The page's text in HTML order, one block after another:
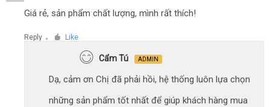
Giá rẻ, sản phẩm chất lượng, mình rất thích!
Reply ● Like
Cẩm Tú ADMIN
Dạ, cảm ơn Chị đã phải hồi, hệ thống luôn lựa chọn
những sản phẩm tốt nhất để giúp khách hàng mua